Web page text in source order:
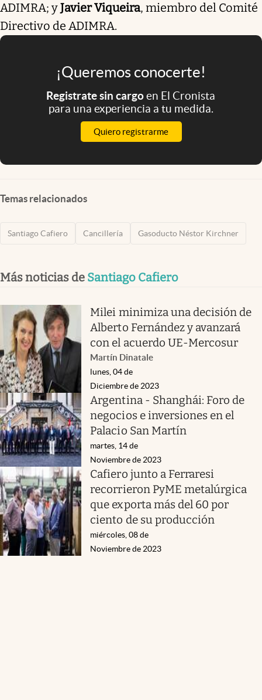
ADIMRA; yJavier Viqueira, miembro del Comité
Directivo de ADIMRA.
¡Queremos conocerte!
Registrate sin cargoen El Cronista
para una experiencia a tu medida.
Quiero registrarme
Temas relacionados
Santiago Cafiero Cancillería Gasoducto Néstor Kirchner
Más noticias de Santiago Cafiero
Milei minimiza una decisión de
Alberto Fernández y avanzará
con el acuerdo UE-Mercosur
Martín Dinatale
lunes, 04 de
Diciembre de 2023
Argentina - Shanghái: Foro de
negocios e inversiones en el
Palacio San Martín
martes, 14 de
Noviembre de 2023
Cafiero junto a Ferraresi
recorrieron PyME metalúrgica
que exporta más del 60 por
ciento de su producción
miércoles, 08 de
Noviembre de 2023